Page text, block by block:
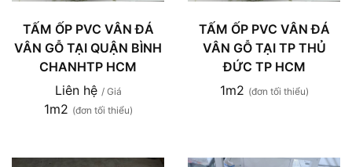
TẤM ỐP PVC VÂN ĐÁ
VÂN GỖ TẠI QUẬN BÌNH
CHANHTP HCM
Liên hệ / Giá
1m2 (đơn tối thiểu)
TẤM ỐP PVC VÂN ĐÁ
VÂN GỖ TẠI TP THỦ
ĐỨC TP HCM
1m2 (đơn tối thiểu)